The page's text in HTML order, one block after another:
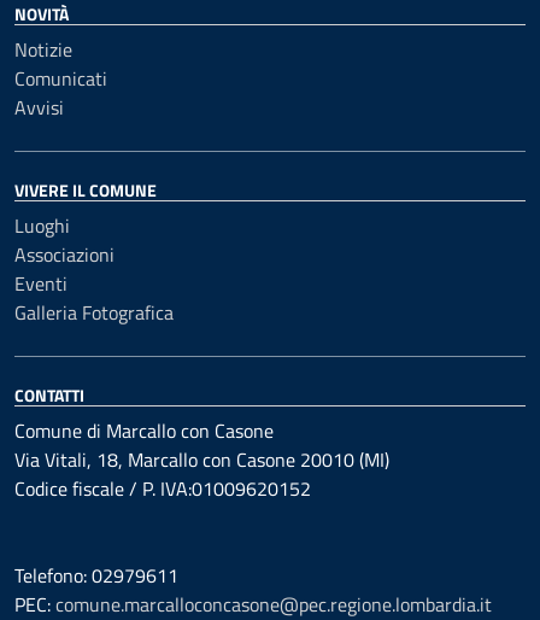
NOVITÀ
Notizie
Comunicati
Avvisi
VIVERE IL COMUNE
Luoghi
Associazioni
Eventi
Galleria Fotografica
CONTATTI
Comune di Marcallo con Casone
Via Vitali, 18, Marcallo con Casone 20010 (MI)
Codice fiscale / P. IVA:01009620152
Telefono: 02979611
PEC:comune.marcalloconcasone@pec.regione.lombardia.it